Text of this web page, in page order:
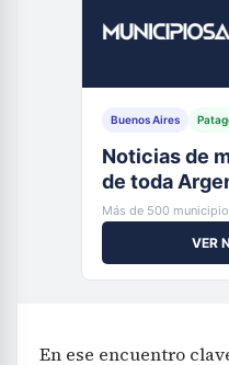
Buenos Aires
Noticias de
de toda
Más de 500
VER
En ese encuentro